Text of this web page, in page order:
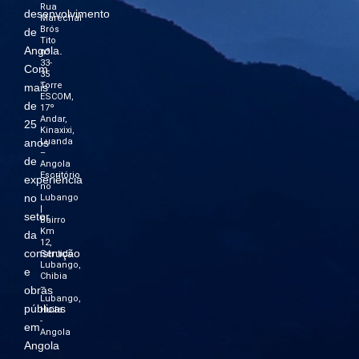
desenvolvimento
de
Angola.
Com
mais
de
25
anos
de
experiência
no
setor
da
construção
e
obras
públicas
em
Angola
Rua
Marechal
Brós
Tito
nº
33-
35
Torre
ESCOM,
17º
Andar,
Kinaxixi,
Luanda
–
Angola
Escritório
no
Lubango
|
Bairro
Km
12,
Sentido
Lubango,
Chibia
–
Lubango,
Huila
-
Angola